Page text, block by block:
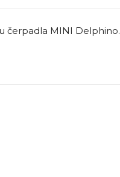
čerpadla MINI Delphino.